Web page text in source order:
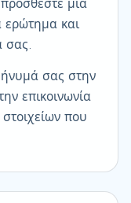
ερώτημα και
σας.
σας στην
επικοινωνία
που